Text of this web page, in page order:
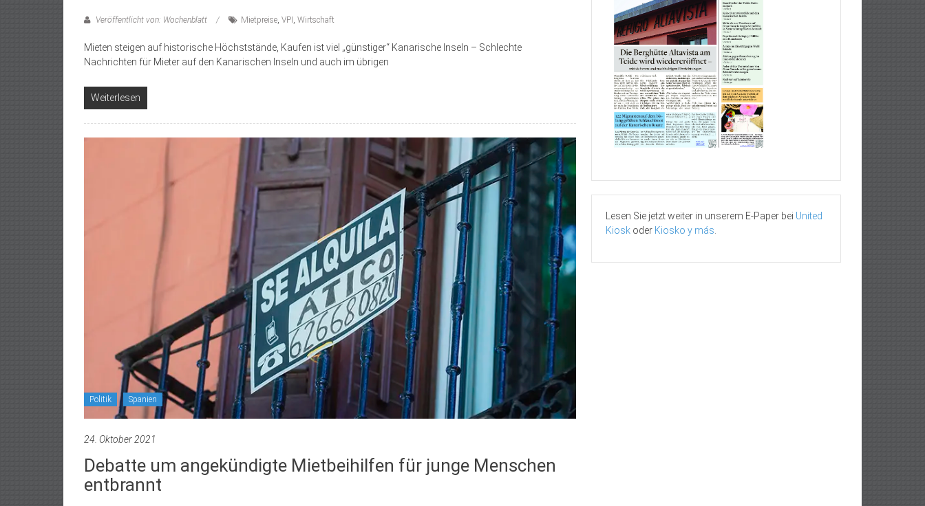
Veröffentlicht von: Wochenblatt Mietpreise, VPI , Wirtschaft
Mieten steigen auf historische Höchststände, Kaufen ist viel „günstiger“ Kanarische Inseln – Schlechte
Nachrichten für Mieter auf den Kanarischen Inseln und auch im übrigen
Weiterlesen
Politik Spanien
24. Oktober 2021
Debatte um angekündigte Mietbeihilfen für junge Menschen
entbrannt
Lesen Sie jetzt weiter in unserem E-Paper bei United
Kiosk oder Kiosko y más